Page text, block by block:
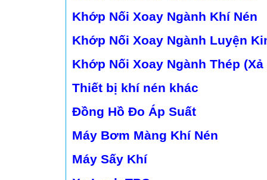
Khớp Nối Xoay Ngành Khí Nén
Khớp Nối Xoay Ngành Luyện
Khớp Nối Xoay Ngành Thép
Thiết bị khí nén khác
Đồng Hồ Đo Áp Suất
Máy Bơm Màng Khí Nén
Máy Sấy Khí